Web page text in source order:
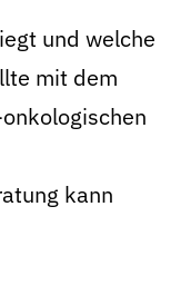
und welche
mit dem
kann